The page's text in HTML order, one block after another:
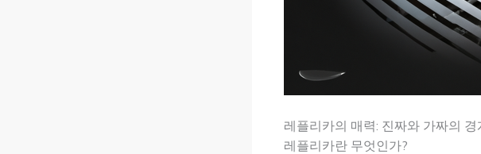
레플리카의 매력: 진짜와 가짜의
레플리카란 무엇인가?